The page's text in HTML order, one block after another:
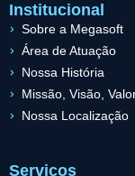
Institucional
Sobre a Megasoft
Área de Atuação
Nossa História
Missão, Visão,
Nossa Localização
Serviços